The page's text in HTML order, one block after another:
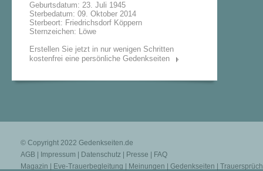
Geburtsdatum: 23. Juli 1945
Sterbedatum: 09. Oktober 2014
Sterbeort: Friedrichsdorf Köppern
Sternzeichen: Löwe
Erstellen Sie jetzt in nur wenigen Schritten
kostenfrei eine persönliche Gedenkseiten
© Copyright 2022 Gedenkseiten.de
AGB
Impressum Datenschutz Presse
FAQ
Magazin
Eve-Trauerbegleitung Meinungen Gedenkseiten